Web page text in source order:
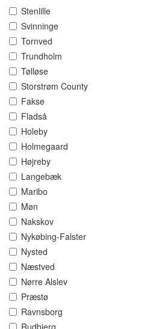
Stenlille
Svinninge
Tornved
Trundholm
Tølløse
Storstrøm County
Fakse
Fladså
Holeby
Holmegaard
Højreby
Langebæk
Maribo
Møn
Nakskov
Nykøbing-Falster
Nysted
Næstved
Nørre Alslev
Præstø
Ravnsborg